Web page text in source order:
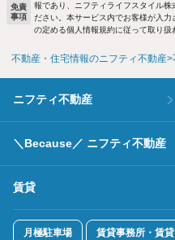
免責
事項
報であり、ニフティライフスタイル
ださい。本サービス内でお客様が入
の定める個人情報規約に従って取り扱
不動産・住宅情報のニフティ不動産
ニフティ不動産
＼Because／ ニフティ不動産
賃貸
月極駐車場 賃貸事務所・賃